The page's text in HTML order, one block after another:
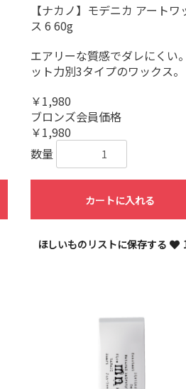
【ナカノ】モデニカ アートワ
ス 6 60g
エアリーな質感でダレにくい
ット力別3タイプのワックス。
￥1,980
ブロンズ会員価格
￥1,980
数量
カートに入れる
ほしいものリストに保存する